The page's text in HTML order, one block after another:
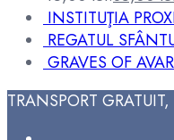
INSTITUŢIA
REGATUL
GRAVES OF
TRANSPORT